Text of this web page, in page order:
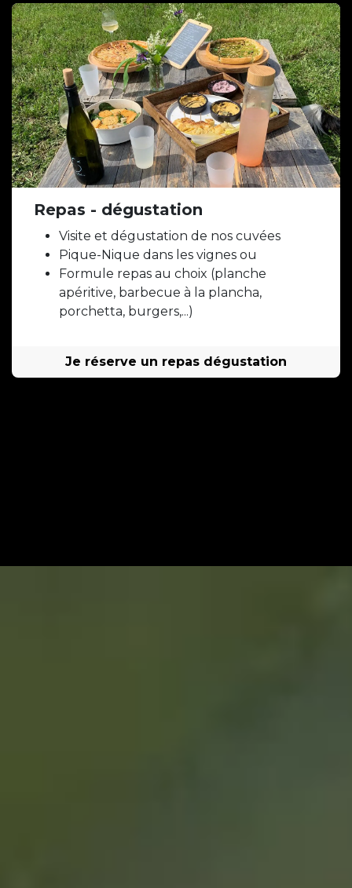
Repas - dégustation
Visite et dégustation de nos cuvées
Pique-Nique dans les vignes ou
Formule repas au choix (planche
apéritive, barbecue à la plancha,
porchetta, burgers,...)
Je réserve un repas dégustation